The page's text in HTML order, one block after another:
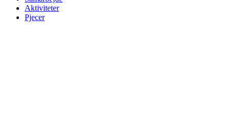
Aktiviteter
Pjecer